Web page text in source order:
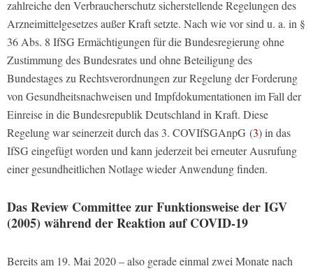
zahlreiche den Verbraucherschutz sicherstellende Regelungen des
Arzneimittelgesetzes außer Kraft setzte. Nach wie vor sind u. a. in §
36 Abs. 8 IfSG Ermächtigungen für die Bundesregierung ohne
Zustimmung des Bundesrates und ohne Beteiligung des
Bundestages zu Rechtsverordnungen zur Regelung der Forderung
von Gesundheitsnachweisen und Impfdokumentationen im Fall der
Einreise in die Bundesrepublik Deutschland in Kraft. Diese
Regelung war seinerzeit durch das 3. COVIfSGAnpG (3) in das
IfSG eingefügt worden und kann jederzeit bei erneuter Ausrufung
einer gesundheitlichen Notlage wieder Anwendung finden.
Das Review Committee zur Funktionsweise der IGV
(2005) während der Reaktion auf COVID-19
Bereits am 19. Mai 2020 – also gerade einmal zwei Monate nach